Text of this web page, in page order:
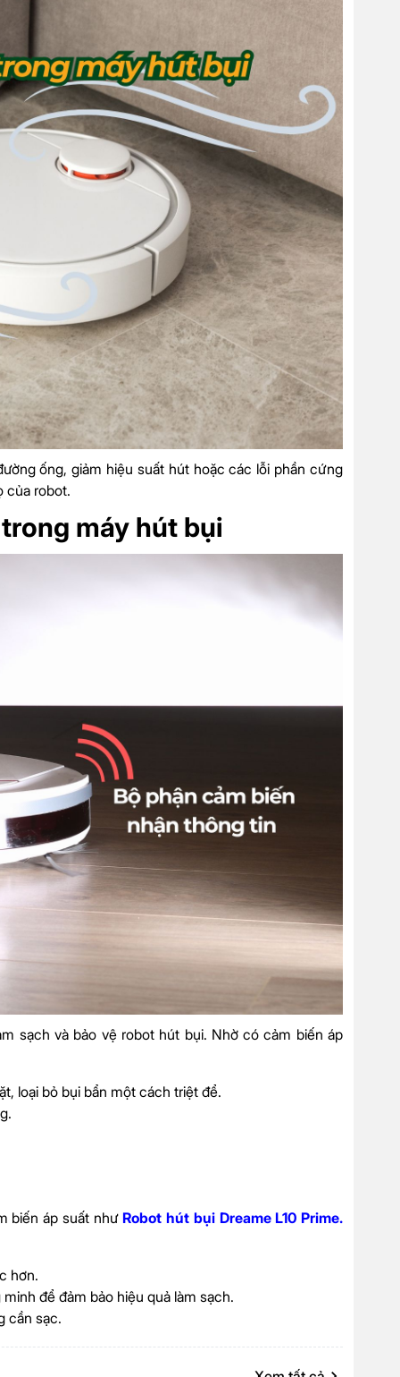
ống, giảm hiệu suất hút hoặc các lỗi phần cứng
của robot.
máy hút bụi
sạch và bảo vệ robot hút bụi. Nhờ có cảm biến áp
loại bỏ bụi bẩn một cách triệt để.
biến áp suất nhưRobot hút bụi Dreame L10 Prime.
hơn.
để đảm bảo hiệu quả làm sạch.
cần sạc.